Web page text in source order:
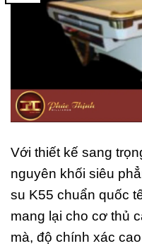
Với thiết kế sang
nguyên khối siêu
su K55 chuẩn quốc
mang lại cho cơ thủ
mà, độ chính xác